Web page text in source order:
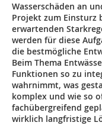
Wasserschäden an
Projekt zum Einsturz
erwartenden
werden für diese
die bestmögliche
Beim Thema
Funktionen so zu
wahrnimmt, was
komplex und wie so
fachübergreifend
wirklich langfristige